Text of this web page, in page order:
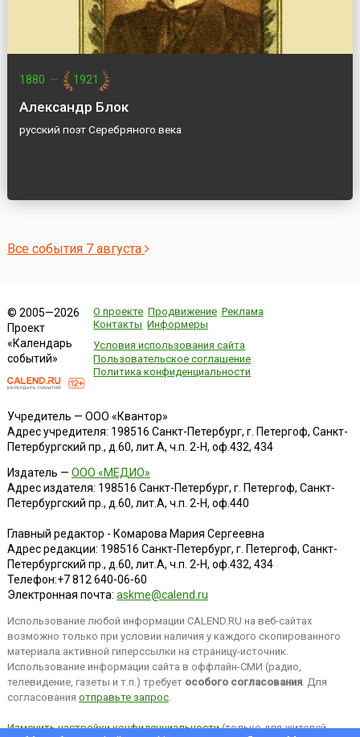
1880 — 1921
Александр Блок
русский поэт Серебряного века
Все события 7 августа
© 2005—2026
Проект
«Календарь
событий»
О проекте Продвижение Реклама
Контакты Информеры
Условия использования сайта
Пользовательское соглашение
Политика конфиденциальности
Учредитель — ООО «Квантор»
Адрес учредителя: 198516 Санкт-Петербург, г. Петергоф, Санкт-
Петербургский пр., д.60, лит.А, ч.п. 2-Н, оф.432, 434
Издатель — ООО «МЕДИО»
Адрес издателя: 198516 Санкт-Петербург, г. Петергоф, Санкт-
Петербургский пр., д.60, лит.А, ч.п. 2-Н, оф.440
Главный редактор - Комарова Мария Сергеевна
Адрес редакции: 198516 Санкт-Петербург, г. Петергоф, Санкт-
Петербургский пр., д.60, лит.А, ч.п. 2-Н, оф.432, 434
Телефон:+7 812 640-06-60
Электронная почта: askme@calend.ru
Использование любой информации CALEND.RU на веб-сайтах
возможно только при условии наличия у каждого скопированного
материала активной гиперссылки на страницу-источник.
Использование информации сайта в оффлайн-СМИ (радио,
телевидение, газеты и т.п.) требует особого согласования. Для
согласования отправьте запрос.
Изменить настройки конфиденциальности(только для жителей